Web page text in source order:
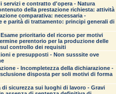
e contratto d'opera - Natura
della prestazione richiesta: attività
comparativa: necessaria -
e parità di trattamento: principi generali di
prioritario del ricorso per motivi
perentorio per la produzione delle
controllo dei requisiti
e presupposti - Non susssite ove
- Incompletezza della dichiarazione -
disposta per soli motivi di forma
sicurezza sui luoghi di lavoro - Gravi